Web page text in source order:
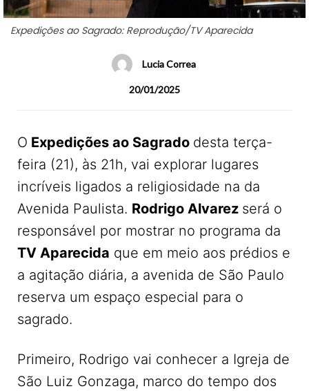
Expedições ao Sagrado: Reprodução/TV Aparecida
Lucia Correa
20/01/2025
O Expedições ao Sagrado desta terça-
feira (21), às 21h, vai explorar lugares
incríveis ligados a religiosidade na da
Avenida Paulista. Rodrigo Alvarez será o
responsável por mostrar no programa da
TV Aparecida que em meio aos prédios e
a agitação diária, a avenida de São Paulo
reserva um espaço especial para o
sagrado.
Primeiro, Rodrigo vai conhecer a Igreja de
São Luiz Gonzaga, marco do tempo dos